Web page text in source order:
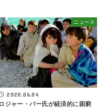
ニュース
2020.06.04
ロジャー・バー氏が経済的に困窮